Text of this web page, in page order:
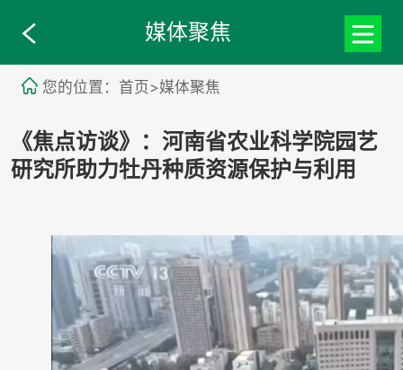
媒体聚焦
您的位置：首页>媒体聚焦
《焦点访谈》：河南省农业科学院园艺
研究所助力牡丹种质资源保护与利用